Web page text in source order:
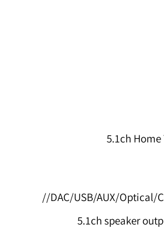
5.1ch
/DAC/USB/AUX/Optical/
5.1ch speaker